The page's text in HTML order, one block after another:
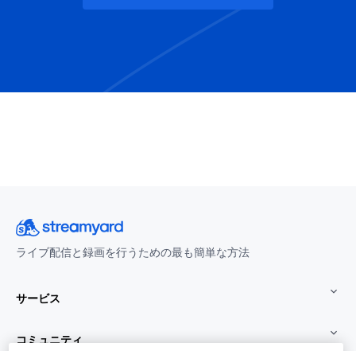
ライブ配信と録画を行うための最も簡単な方法
サービス
コミュニティ